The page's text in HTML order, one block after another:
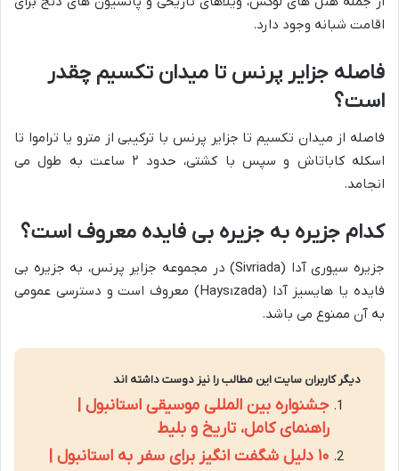
اقامت شبانه وجود دارد.
فاصله جزایر پرنس تا میدان تکسیم چقدر
است؟
فاصله از میدان تکسیم تا جزایر پرنس با ترکیبی از مترو یا تراموا تا
اسکله کاباتاش و سپس با کشتی، حدود ۲ ساعت به طول می
انجامد.
کدام جزیره به جزیره بی فایده معروف است؟
جزیره سیوری آدا (Sivriada) در مجموعه جزایر پرنس، به جزیره بی
فایده یا هایسیز آدا (Haysızada) معروف است و دسترسی عمومی
به آن ممنوع می باشد.
دیگر کاربران سایت این مطالب را نیز دوست داشته اند
جشنواره بین المللی موسیقی استانبول |
راهنمای کامل، تاریخ و بلیط
۱۰ دلیل شگفت انگیز برای سفر به استانبول |